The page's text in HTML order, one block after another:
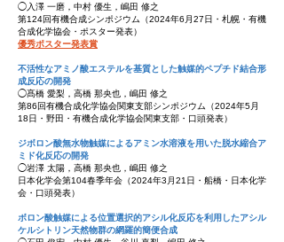
◯入澤 一磨 ，中村 優生 ，嶋田 修之
第124回有機合成シンポジウム（2024年6月27日・札幌・有機
合成化学協会・ポスター発表）
優秀ポスター発表賞
不活性なアミノ酸エステルを基質とした触媒的ペプチド結合形
成反応の開発
◯髙橋 愛梨，高橋 那央也，嶋田 修之
第86回有機合成化学協会関東支部シンポジウム（2024年5月
18日・野田・有機合成化学協会関東支部・口頭発表）
ジボロン酸無水物触媒によるアミン水溶液を用いた脱水縮合ア
ミド化反応の開発
◯岩澤 太陽，高橋 那央也，嶋田 修之
日本化学会第104春季年会（2024年3月21日・船橋・日本化学
会・口頭発表）
ボロン酸触媒による位置選択的アシル化反応を利用したアシル
ケルシトリン天然物群の網羅的簡便合成